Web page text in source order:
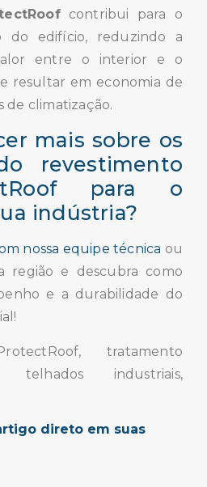
contribui para o
do edifício, reduzindo a
entre o interior e o
resultar em economia de
de climatização.
mais sobre os
revestimento
para o
indústria?
nossa equipe técnica ou
região e descubra como
e a durabilidade do
tratamento
telhados industriais,
direto em suas